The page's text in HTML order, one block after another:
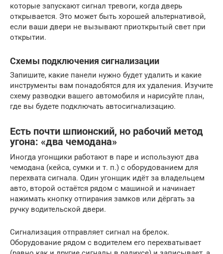
которые запускают сигнал тревоги, когда дверь
открывается. Это может быть хорошей альтернативой,
если ваши двери не вызывают приоткрытый свет при
открытии.
Схемы подключения сигнализации
Запишите, какие панели нужно будет удалить и какие
инструменты вам понадобятся для их удаления. Изучите
схему разводки вашего автомобиля и нарисуйте план,
где вы будете подключать автосигнализацию.
Есть почти шпионский, но рабочий метод
угона: «два чемодана»
Иногда угонщики работают в паре и используют два
чемодана (кейса, сумки и т. п.) с оборудованием для
перехвата сигнала. Один угонщик идёт за владельцем
авто, второй остаётся рядом с машиной и начинает
нажимать кнопку отпирания замков или дёргать за
ручку водительской двери.
Сигнализация отправляет сигнал на брелок.
Оборудование рядом с водителем его перехватывает